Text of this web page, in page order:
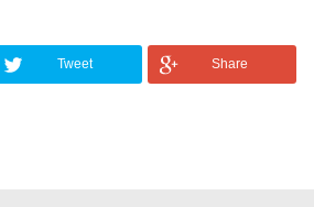
Tweet Share